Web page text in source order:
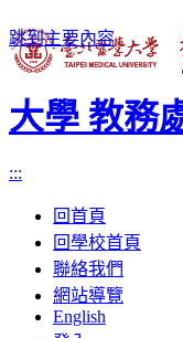
跳到主要內容
大學 教務
:::
回首頁
回學校首頁
聯絡我們
網站導覽
English